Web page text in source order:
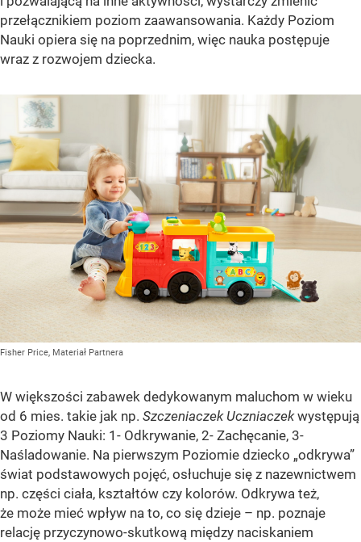
przełącznikiem poziom zaawansowania. Każdy Poziom
Nauki opiera się na poprzednim, więc nauka postępuje
wraz z rozwojem dziecka.
Fisher Price, Materiał Partnera
W większości zabawek dedykowanym maluchom w wieku
od 6 mies. takie jak np. Szczeniaczek Uczniaczekwystępują
3 Poziomy Nauki: 1- Odkrywanie, 2- Zachęcanie, 3-
Naśladowanie. Na pierwszym Poziomie dziecko „odkrywa”
świat podstawowych pojęć, osłuchuje się z nazewnictwem
np. części ciała, kształtów czy kolorów. Odkrywa też,
że może mieć wpływ na to, co się dzieje – np. poznaje
relację przyczynowo-skutkową między naciskaniem